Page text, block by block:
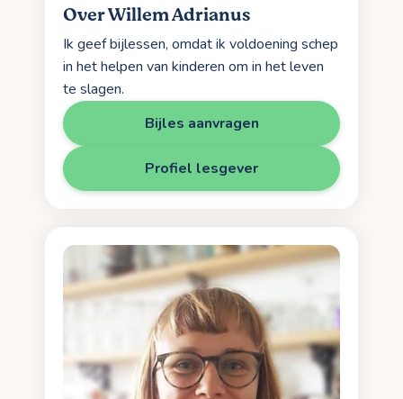
Over Willem Adrianus
Ik geef bijlessen, omdat ik voldoening schep
in het helpen van kinderen om in het leven
te slagen.
Bijles aanvragen
Profiel lesgever